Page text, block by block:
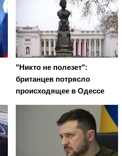
"Никто не полезет":
британцев потрясло
происходящее в Одессе